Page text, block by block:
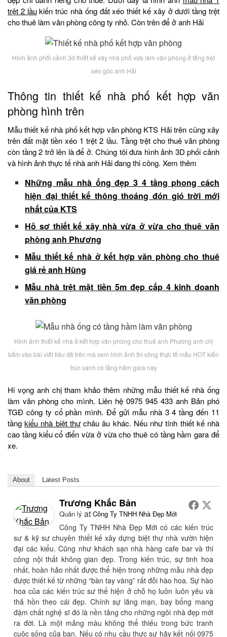
trệt 2 lầukiến trúc nhà ống đất xéo thiết kế xây ở dưới tầng trệt
cho thuê làm văn phòng công ty nhỏ. Còn trên để ở anh Hải
Hình ảnh phối cảnh 3d thiết kế xây nhà phố vừa làm văn phòng ở tầng trệt
xéo góc anh Hải
Thông tin thiết kế nhà phố kết hợp văn
phòng hình trên
Mẫu thiết kế nhà phố kết hợp văn phòng KTS Hải trên cũng xây
trên đất mặt tiền xéo 1 trệt 2 lầu. Tầng trệt cho thuê văn phòng
còn tầng 2 trở lên là để ở. Chúng tôi đưa hình ảnh 3D phối cảnh
và hình ảnh thực tế nhà anh Hải đang thi công. Xem thêm
Những mẫu nhà ống đẹp 3 4 tầng phong cách
hiện đại thiết kế thông thoáng đón gió trời mới
nhất của KTS
Hồ sơ thiết kế xây nhà vừa ở vừa cho thuê văn
phòng anh Phương
Mẫu thiết kế nhà ở kết hợp văn phòng cho thuê
giá rẻ anh Hùng
Mẫu nhà trệt mặt tiền 5m đẹp cấp 4 kinh doanh
văn phòng
Hình ảnh thiết kế nhà ở kết hợp văn phòng cho thuê anh Phương anh chị
bấm vào bài viết tiêu đề trên mà xem hình ảnh thi công thực tế mẫu HOT kiến
trúc xanh có tầng hầm gara này
Hi vọng anh chị tham khảo thêm những mẫu thiết kế nhà ống
làm văn phòng cho mình. Liên hệ 0975 945 433 anh Bản phó
TGĐ công ty cổ phần mình. Để gửi mẫu nhà 3 4 tầng đến 11
tầngkiểu nhà biệt thựchâu âu khác. Nếu như tính thiết kế nhà
cao tầng kiểu cổ điển vừa ở vừa cho thuê có tầng hầm gara để
xe.
About Latest Posts
Trương Khắc Bản
Quản lý at Công Ty TNHH Nhà Đẹp Mới
Công Ty TNHH Nhà Đẹp Mới có các kiến trúc
sư & kỹ sư chuyên thiết kế xây dựng biệt thự nhà vườn hiện
đại các kiểu. Cũng như khách sạn nhà hàng cafe bar và thi
công nội thất không gian đẹp. Trong kiến trúc, sự tinh hoa
nhất, hoàn hảo nhất được thể hiện trong những mẫu nhà đẹp
được thiết kế từ những “bàn tay vàng” rất đỗi hào hoa. Sự hào
hoa của các kiến trúc sư thể hiện ở chỗ họ luôn luôn yêu và
thả hồn theo cái đẹp. Chính sự lãng mạn, bay bổng mang
đậm chất nghệ sĩ đó là nền tảng cho những ngôi nhà đẹp mới
ra đời. Là một mảng màu không thể thiếu trong bức tranh
cuộc sống của bạn. Nếu có nhu cầu thực sự hãy kết nối 0975